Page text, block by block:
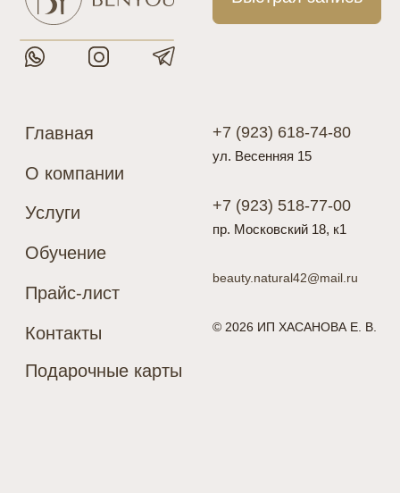
Услуги
Политика конфиденциальности
Подарочные карты
Обучение
Цены, указанные на сайте, носят исключительно информативный
характер и не являются публичной офертой, определяемой
положениями Статьи 437 (2) ГК РФ
beauty.natural42@mail.ru
на территории России